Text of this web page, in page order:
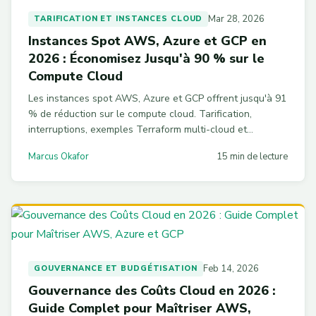
TARIFICATION ET INSTANCES CLOUD Mar 28, 2026
Instances Spot AWS, Azure et GCP en
2026 : Économisez Jusqu'à 90 % sur le
Compute Cloud
Les instances spot AWS, Azure et GCP offrent jusqu'à 91
% de réduction sur le compute cloud. Tarification,
interruptions, exemples Terraform multi-cloud et
Marcus Okafor 15 min de lecture
GOUVERNANCE ET BUDGÉTISATION Feb 14, 2026
Gouvernance des Coûts Cloud en 2026 :
Guide Complet pour Maîtriser AWS,